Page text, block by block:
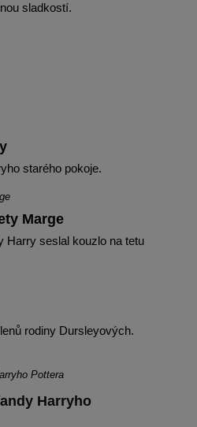
sladkostí.
starého pokoje.
Marge
Harry seslal kouzlo na tetu
rodiny Dursleyových.
Harryho